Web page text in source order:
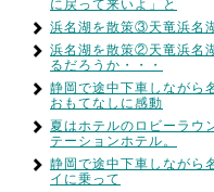
に戻って来いよ」と
浜名湖を散策③天竜浜名
浜名湖を散策②天竜浜名
るだろうか・・・
静岡で途中下車しながら
おもてなしに感動
夏はホテルのロビーラウ
テーションホテル。
静岡で途中下車しながら
イに乗って